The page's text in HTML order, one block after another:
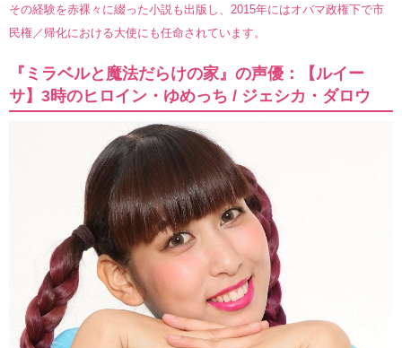
その経験を赤裸々に綴った小説も出版し、2015年にはオバマ政権下で市
民権／帰化における大使にも任命されています。
『ミラベルと魔法だらけの家』の声優：【ルイー
サ】3時のヒロイン・ゆめっち / ジェシカ・ダロウ